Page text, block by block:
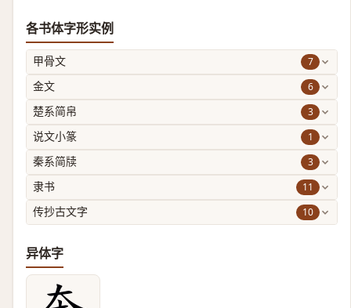
各书体字形实例
甲骨文 7
金文 6
楚系简帛 3
说文小篆 1
秦系简牍 3
隶书 11
传抄古文字 10
异体字